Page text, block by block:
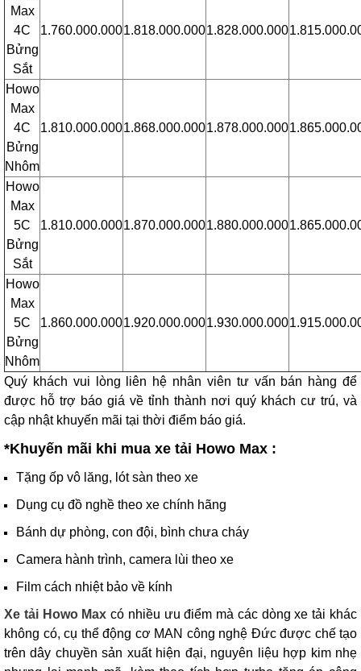
Max
4C
Bửng
Sắt
1.760.000.0001.818.000.0001.828.000.000
Howo
Max
4C
Bửng
Nhôm
1.810.000.0001.868.000.0001.878.000.000
Howo
Max
5C
Bửng
Sắt
1.810.000.0001.870.000.0001.880.000.000
Howo
Max
5C
Bửng
Nhôm
1.860.000.0001.920.000.0001.930.000.000
Quý khách vui lòng liên hệ nhân viên tư vấn bán hàng để
được hỗ trợ báo giá về tỉnh thành nơi quý khách cư trú, và
cập nhật khuyến mãi tại thời điểm báo giá.
*Khuyến mãi khi mua xe tải Howo Max :
Tặng ốp vô lăng, lót sàn theo xe
Dụng cụ đồ nghề theo xe chính hãng
Bánh dự phòng, con đội, bình chưa cháy
Camera hành trình, camera lùi theo xe
Film cách nhiệt bảo về kính
Xe tải Howo Max có nhiều ưu điểm mà các dòng xe tải khác
không có, cụ thể động cơ MAN công nghệ Đức được chế tạo
trên dây chuyền sản xuất hiện đại, nguyên liệu hợp kim nhẹ